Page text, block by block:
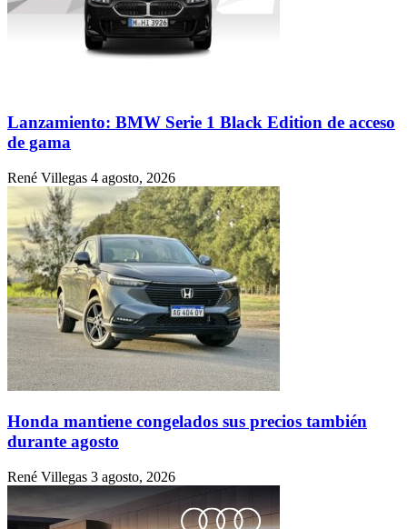
Lanzamiento: BMW Serie 1 Black Edition de acceso
de gama
René Villegas 4 agosto, 2026
Honda mantiene congelados sus precios también
durante agosto
René Villegas 3 agosto, 2026